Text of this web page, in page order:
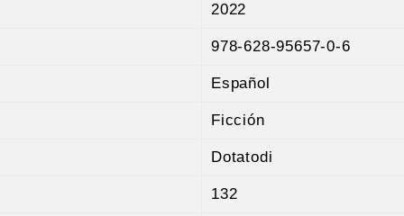
2022
978-628-95657-0-6
Español
Ficción
Dotatodi
132